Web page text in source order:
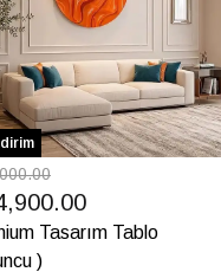
Tasarım Tablo
)